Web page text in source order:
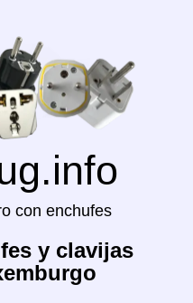
con enchufes
y clavijas